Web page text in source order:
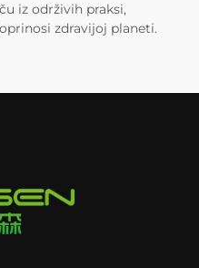
iz održivih praksi,
zdravijoj planeti.